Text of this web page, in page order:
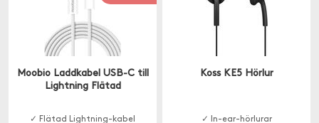
Moobio Laddkabel USB-C till
Lightning Flätad
✓ Flätad Lightning-kabel
Koss KE5 Hörlur
✓ In-ear-hörlurar